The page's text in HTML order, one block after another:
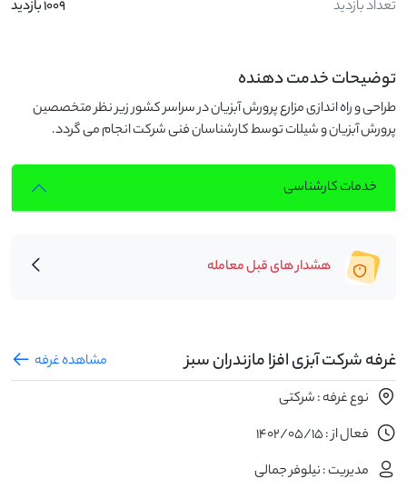
تعداد بازدید 1009 بازدید
توضیحات خدمت دهنده
طراحی و راه اندازی مزارع پرورش آبزیان در سراسر کشور زیر نظر متخصصین
پرورش آبزیان و شیلات توسط کارشناسان فنی شرکت انجام می گردد.
خدمات کارشناسی
هشدار های قبل معامله
غرفه شرکت آبزی افزا مازندران سبز
مشاهده غرفه
نوع غرفه : شرکتی
فعال از : 1402/05/15
مدیریت : نیلوفر جمالی